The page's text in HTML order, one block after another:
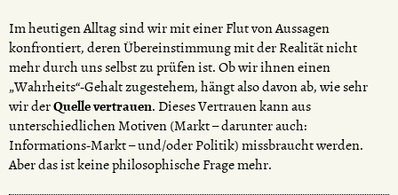
Im heutigen Alltag sind wir mit einer Flut von Aussagen
konfrontiert, deren Übereinstimmung mit der Realität nicht
mehr durch uns selbst zu prüfen ist. Ob wir ihnen einen
„Wahrheits“-Gehalt zugestehem, hängt also davon ab, wie sehr
wir derQuelle vertrauen. Dieses Vertrauen kann aus
unterschiedlichen Motiven (Markt – darunter auch:
Informations-Markt – und/oder Politik) missbraucht werden.
Aber das ist keine philosophische Frage mehr.